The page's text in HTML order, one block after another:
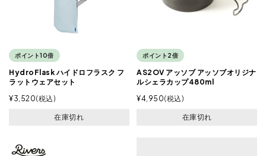
ポイント10倍
HydroFlask ハイドロフラスク フ
ラットウェアセット
¥3,520 税込
在庫切れ
ポイント2倍
AS2OV アッソブ アッソブオリジナ
ルシェラカップ480ml
¥4,950 税込
在庫切れ